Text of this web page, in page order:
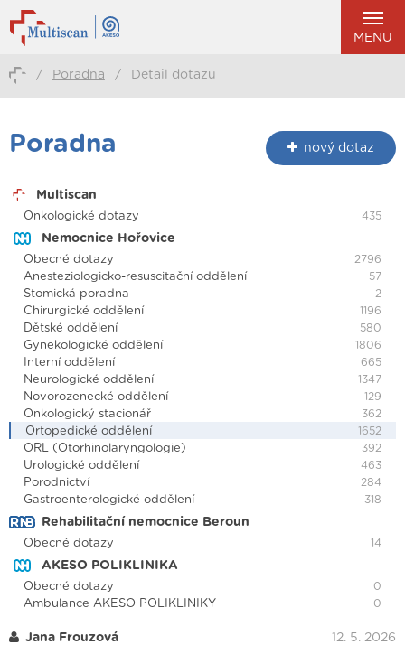
MENU
/ Poradna / Detail dotazu
Poradna nový dotaz
Multiscan
Onkologické dotazy 435
Nemocnice Hořovice
Obecné dotazy 2796
Anesteziologicko-resuscitační oddělení 57
Stomická poradna 2
Chirurgické oddělení 1196
Dětské oddělení 580
Gynekologické oddělení 1806
Interní oddělení 665
Neurologické oddělení 1347
Novorozenecké oddělení 129
Onkologický stacionář 362
Ortopedické oddělení 1652
ORL (Otorhinolaryngologie) 392
Urologické oddělení 463
Porodnictví 284
Gastroenterologické oddělení 318
Rehabilitační nemocnice Beroun
Obecné dotazy 14
AKESO POLIKLINIKA
Obecné dotazy 0
Ambulance AKESO POLIKLINIKY 0
Jana Frouzová 12. 5. 2026